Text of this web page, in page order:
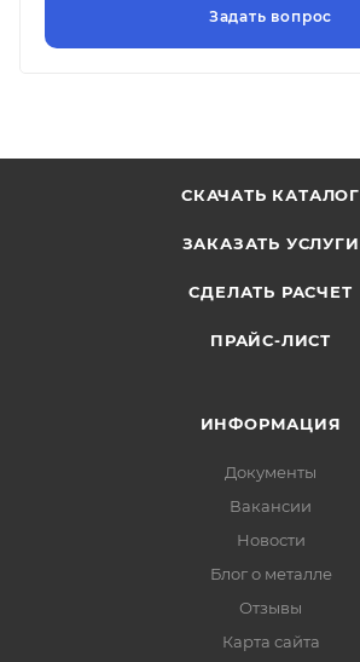
СКАЧАТЬ КАТАЛОГ
ЗАКАЗАТЬ УСЛУГИ
СДЕЛАТЬ РАСЧЕТ
ПРАЙС-ЛИСТ
ИНФОРМАЦИЯ
Документы
Вакансии
Новости
Блог о металле
Отзывы
Карта сайта